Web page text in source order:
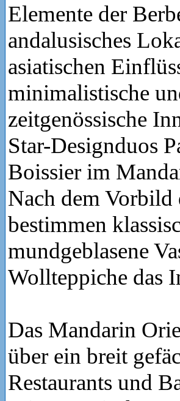
Elemente der
andalusisches
asiatischen
minimalistische
zeitgenössische
Star-Designduos
Boissier im
Nach dem
bestimmen
mundgeblasene
Wollteppiche das
Das Mandarin
über ein breit
Restaurants und